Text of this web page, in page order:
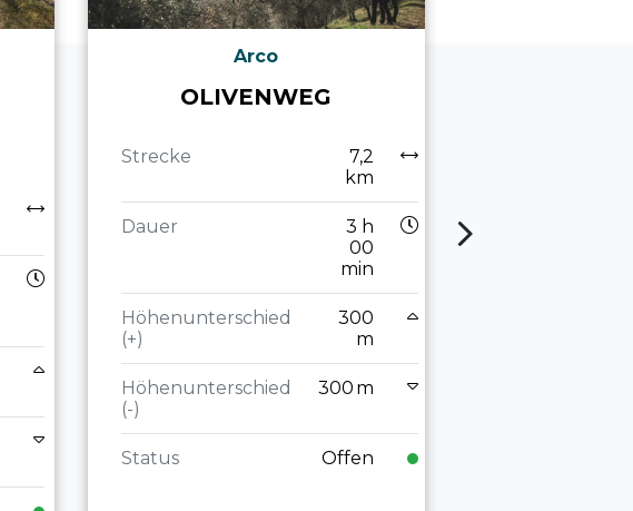
Arco
OLIVENWEG
Strecke
7,2
km
Dauer
3 h
00
min
Höhenunterschied
(+)
300
m
Höhenunterschied
(-)
300 m
Status Offen